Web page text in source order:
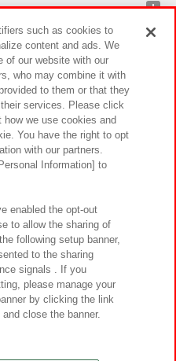
ティ サイトポリシー
クセシビリティ方針と検証結果
よくあるご質問・お問い合わせ
Inc.
Lab Inc.
such as cookies to
content and ads. We
of our website with our
who may combine it with
to them or that they
services. Please click
we use cookies and
You have the right to opt
with our partners.
Information] to
enabled the opt-out
to allow the sharing of
following setup banner,
to the sharing
signals . If you
please manage your
by clicking the link
close the banner.